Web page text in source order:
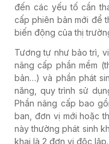
đến các yếu tố cần
cấp phiên bản mới để
biến động của thị
Tương tự như bảo trì,
nâng cấp phần mềm
bản…) và phần phát
năng, quy trình sử
Phần nâng cấp bao
ban, đơn vị mới hoặc
này thường phát sinh
khai là 2 đơn vị độc lập.